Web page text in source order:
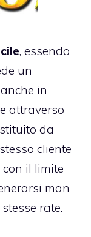
, essendo
un
in
attraverso
da
cliente
il limite
man
rate.